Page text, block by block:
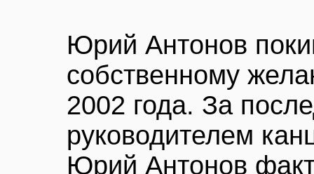
Юрий Антонов
собственному
2002 года. За
руководителем
Юрий Антонов